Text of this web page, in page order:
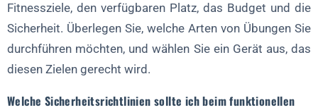
Fitnessziele, den verfügbaren Platz, das Budget und die
Sicherheit. Überlegen Sie, welche Arten von Übungen Sie
durchführen möchten, und wählen Sie ein Gerät aus, das
diesen Zielen gerecht wird.
Welche Sicherheitsrichtlinien sollte ich beim funktionellen